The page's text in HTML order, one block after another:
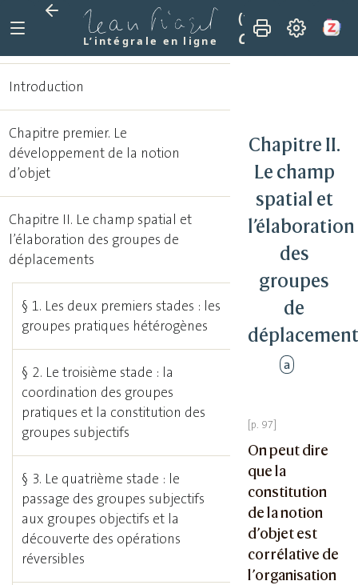
L’intégrale en ligne
(1937)
La
Chapitre II. Le
Chapitre II.
Le champ
spatial et
l’élaboration
des
groupes
de
a
On peut dire
que la
constitution
de la notion
d’objet est
corrélative de
l’organisation
Introduction
Chapitre premier. Le
développement de la notion
d’objet
Chapitre II. Le champ spatial et
l’élaboration des groupes de
déplacements
§ 1. Les deux premiers stades : les
groupes pratiques hétérogènes
§ 2. Le troisième stade : la
coordination des groupes
pratiques et la constitution des
groupes subjectifs
§ 3. Le quatrième stade : le
passage des groupes subjectifs
aux groupes objectifs et la
découverte des opérations
réversibles